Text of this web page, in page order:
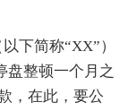
下简称“XX”）
盘整顿一个月之
，在此，要公